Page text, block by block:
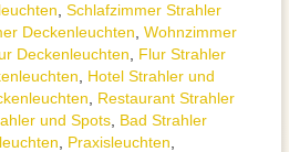
Schlafzimmer Strahler
Deckenleuchten Wohnzimmer
Deckenleuchten
Flur Strahler
Hotel Strahler und
Restaurant Strahler
und Spots Bad Strahler
Praxisleuchten